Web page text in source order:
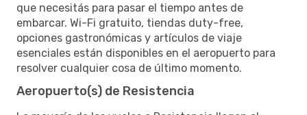
que necesitás para pasar el tiempo antes de
embarcar. Wi-Fi gratuito, tiendas duty-free,
opciones gastronómicas y artículos de viaje
esenciales están disponibles en el aeropuerto para
resolver cualquier cosa de último momento.
Aeropuerto(s) de Resistencia